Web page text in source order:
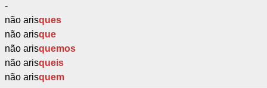
-
não arisques
não arisque
não arisquemos
não arisqueis
não arisquem